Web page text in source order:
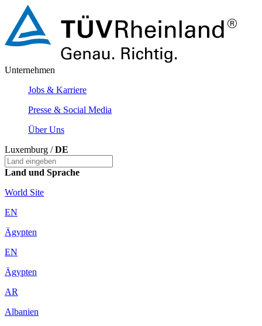
Unternehmen
Jobs & Karriere
Presse & Social Media
Über Uns
Luxemburg /DE
Land und Sprache
World Site
EN
Ägypten
EN
Ägypten
AR
Albanien